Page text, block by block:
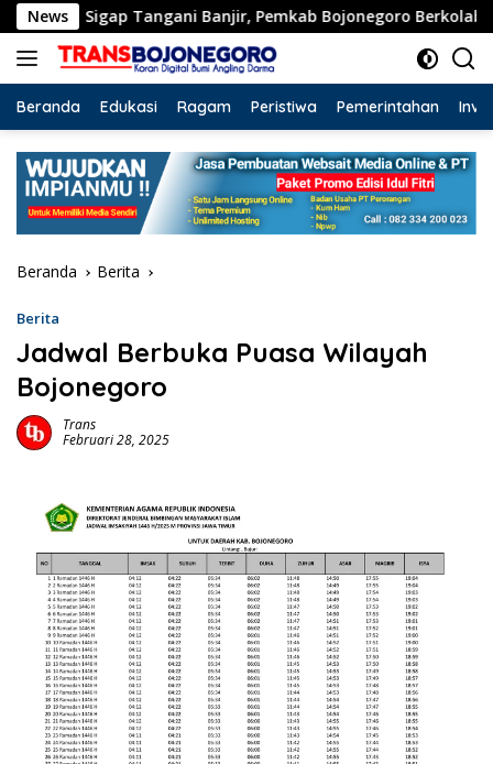
Langsung
ke
konten
News
Sigap Tangani Banjir, Pemkab Bojonegoro Berkolaborasi
Beranda Edukasi Ragam Peristiwa Pemerintahan
Beranda Berita
Berita
Jadwal Berbuka Puasa Wilayah
Bojonegoro
Trans
Februari 28, 2025